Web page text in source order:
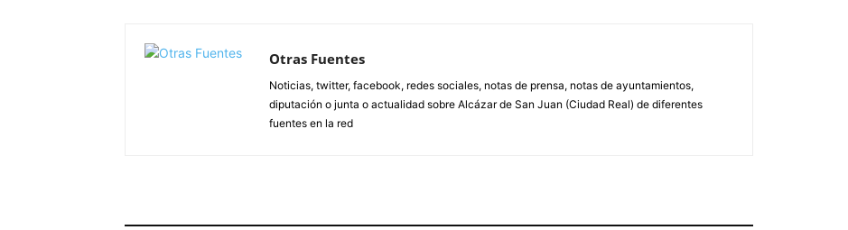
Otras Fuentes
Noticias, twitter, facebook, redes sociales, notas de prensa, notas de ayuntamientos,
diputación o junta o actualidad sobre Alcázar de San Juan (Ciudad Real) de diferentes
fuentes en la red